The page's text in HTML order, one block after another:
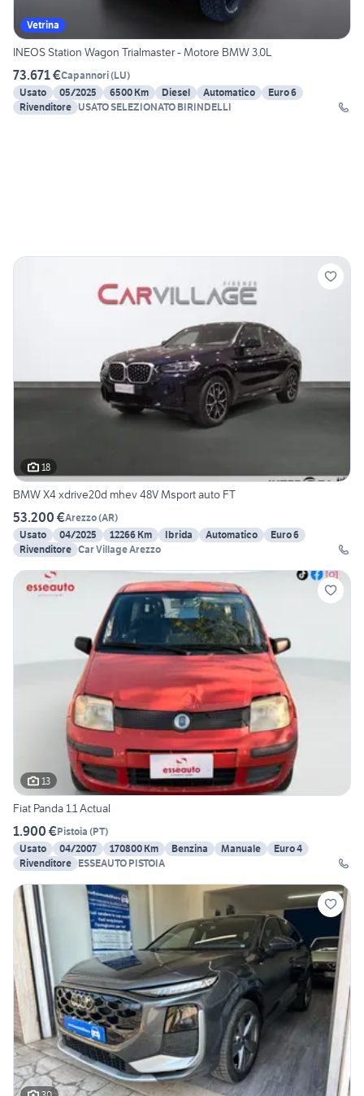
Vetrina
INEOS Station Wagon Trialmaster - Motore BMW 3.0L
73.671 €Capannori(LU)
Usato
05/2025 6500 Km Diesel Automatico
Euro 6
Rivenditore USATO SELEZIONATO BIRINDELLI
18
BMW X4 xdrive20d mhev 48V Msport auto FT
53.200 €Arezzo(AR)
Usato
04/2025 12266 Km Ibrida Automatico
Euro 6
Rivenditore Car Village Arezzo
13
Fiat Panda 1.1 Actual
1.900 €Pistoia (PT)
Usato
04/2007 170800 Km Benzina Manuale
Euro 4
Rivenditore ESSEAUTO PISTOIA